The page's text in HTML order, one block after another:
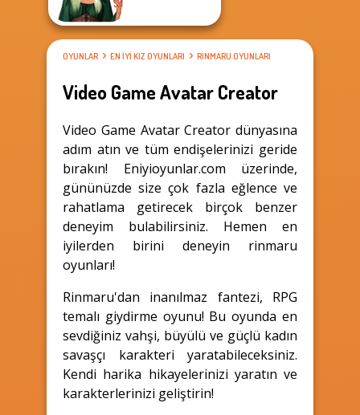
OYUNLAR EN IYI KIZ OYUNLARI RINMARU OYUNLARI
Video Game Avatar Creator
Video Game Avatar Creator dünyasına
adım atın ve tüm endişelerinizi geride
bırakın! Eniyioyunlar.com üzerinde,
gününüzde size çok fazla eğlence ve
rahatlama getirecek birçok benzer
deneyim bulabilirsiniz. Hemen en
iyilerden birini deneyin rinmaru
oyunları!
Rinmaru'dan inanılmaz fantezi, RPG
temalı giydirme oyunu! Bu oyunda en
sevdiğiniz vahşi, büyülü ve güçlü kadın
savaşçı karakteri yaratabileceksiniz.
Kendi harika hikayelerinizi yaratın ve
karakterlerinizi geliştirin!